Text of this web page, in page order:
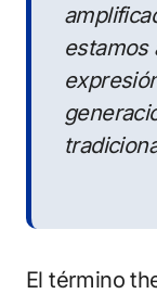
estamos
El término